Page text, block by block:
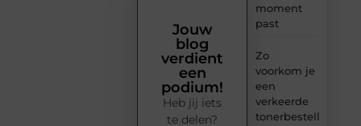
moment
past
Zo
voorkom je
een
verkeerde
tonerbestelling
Jouw
blog
verdient
een
podium!
Heb jij iets
te delen?